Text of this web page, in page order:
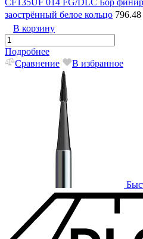
заострённый белое кольцо
В корзину
Подробнее
Сравнение
В избранное